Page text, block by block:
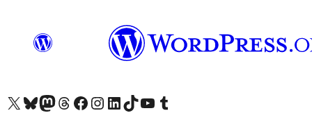
Visit our X (formerly Twitter) account
ഞങ്ങളുടെ ബ്ലൂസ്കൈ അക്കൗണ്ട് സന്ദർശിക്കുക
Visit our Mastodon account
ഞങ്ങളുടെ ത്രെഡ്സ് അക്കൗണ്ട് സന്ദർശിക്കുക
Visit our Facebook page
Visit our Instagram account
Visit our LinkedIn account
ഞങ്ങളുടെ ടിക് ടോക് അക്കൗണ്ട് സന്ദർശിക്കുക
Visit our YouTube channel
ഞങ്ങളുടെ ടംബ്ലർ അക്കൗണ്ട് സന്ദർശിക്കുക